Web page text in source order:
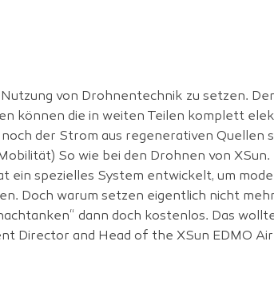
von Drohnentechnik zu setzen.
können die in weiten Teilen komplett
der Strom aus regenerativen Quellen
So wie bei den Drohnen von XSun.
ein spezielles System entwickelt, um
Doch warum setzen eigentlich nicht
dann doch kostenlos. Das
Director and Head of the XSun EDMO